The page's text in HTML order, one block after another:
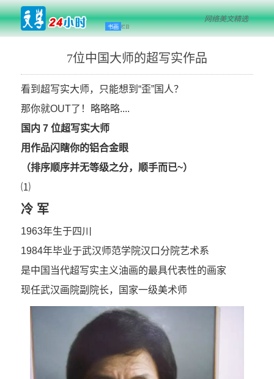
书画 栏目
网络美文精选
7位中国大师的超写实作品
看到超写实大师， 只能想到“歪”国人？
那你就OUT了！略略略....
国内 7 位超写实大师
用作品闪瞎你的铝合金眼
（排序顺序并无等级之分，顺手而已~）
⑴
冷 军
1963年生于四川
1984年毕业于武汉师范学院汉口分院艺术系
是中国当代超写实主义油画的最具代表性的画家
现任武汉画院副院长，国家一级美术师